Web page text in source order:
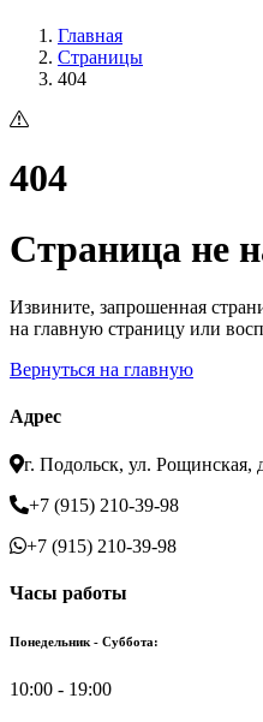
Главная
Страницы
404
404
Страница не
Извините, запрошенная
на главную страницу или
Вернуться на главную
Адрес
г. Подольск, ул. Рощинская,
+7 (915) 210-39-98
+7 (915) 210-39-98
Часы работы
Понедельник - Суббота:
10:00 - 19:00